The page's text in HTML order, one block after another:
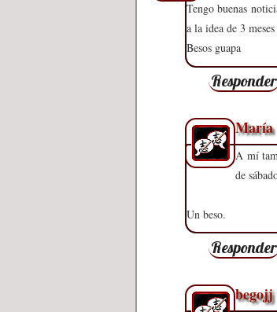
Tengo buenas
a la idea de 3
Besos guapa
Responder
María
A mí
de
Un beso.
Responder
begojj